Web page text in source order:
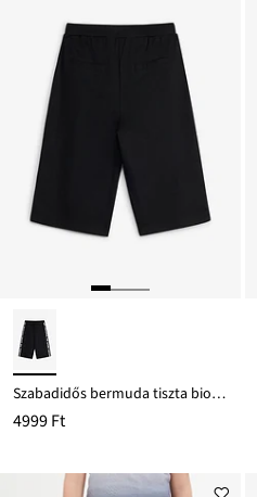
Szabadidős bermuda tiszta bio-pamutból
4999 Ft